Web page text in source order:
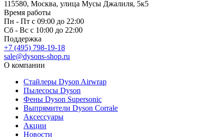
115580, Москва, улица Мусы Джалиля, 5к5
Время работы
Пн - Пт с 09:00 до 22:00
Сб - Вс с 10:00 до 22:00
Поддержка
+7 (495) 798-19-18
sale@dysons-shop.ru
О компании
Стайлеры Dyson Airwrap
Пылесосы Dyson
Фены Dyson Supersonic
Выпрямители Dyson Corrale
Аксессуары
Акции
Новости